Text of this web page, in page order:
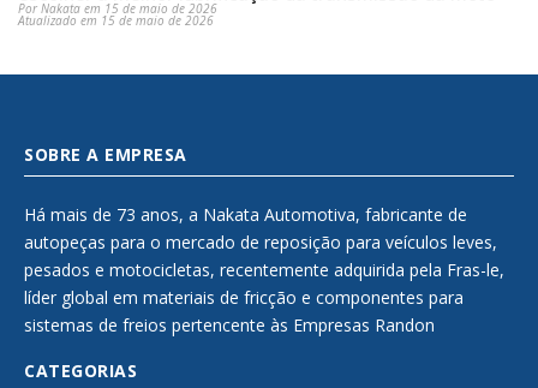
Por Nakata em 15 de maio de 2026
Atualizado em 15 de maio de 2026
SOBRE A EMPRESA
Há mais de 73 anos, a Nakata Automotiva, fabricante de
autopeças para o mercado de reposição para veículos leves,
pesados e motocicletas, recentemente adquirida pela Fras-le,
líder global em materiais de fricção e componentes para
sistemas de freios pertencente às Empresas Randon
CATEGORIAS